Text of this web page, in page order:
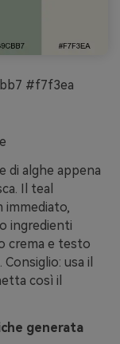
#f7f3ea
di alghe appena
Il teal
ingredienti
crema e testo
usa il
così il
generata